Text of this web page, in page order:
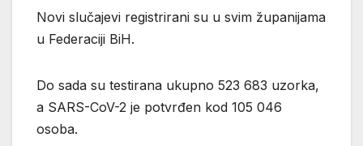
Novi slučajevi registrirani su u svim županijama
u Federaciji BiH.
Do sada su testirana ukupno 523 683 uzorka,
a SARS-CoV-2 je potvrđen kod 105 046
osoba.